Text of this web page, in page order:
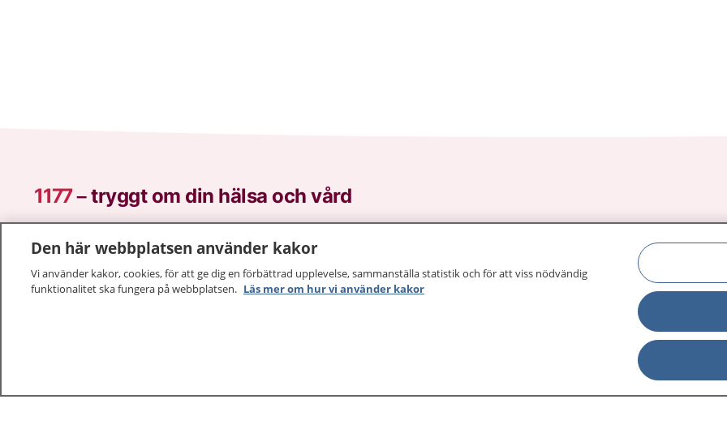
1177–tryggt om din hälsa och vård
vilka mottagningar du kan kontakta. Logga in för att läsa din journal
och göra dina vårdärenden. Ring telefonnummer 1177 för
sjukvårdsrådgivning dygnet runt.
Lättläst svenska
Den här webbplatsen använder kakor
Vi använder kakor, cookies, för att ge dig en förbättrad upplevelse, sammanställa statistik och för att viss nödvändig
funktionalitet ska fungera på webbplatsen. Läs mer om hur vi använder kakor